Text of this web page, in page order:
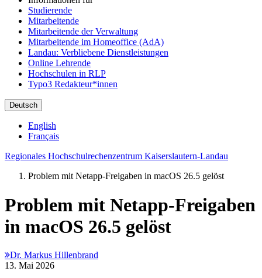
Studierende
Mitarbeitende
Mitarbeitende der Verwaltung
Mitarbeitende im Homeoffice (AdA)
Landau: Verbliebene Dienstleistungen
Online Lehrende
Hochschulen in RLP
Typo3 Redakteur*innen
Deutsch
English
Français
Regionales Hochschulrechenzentrum Kaiserslautern-Landau
Problem mit Netapp-Freigaben in macOS 26.5 gelöst
Problem mit Netapp-Freigaben
in macOS 26.5 gelöst
Dr. Markus Hillenbrand
13. Mai 2026